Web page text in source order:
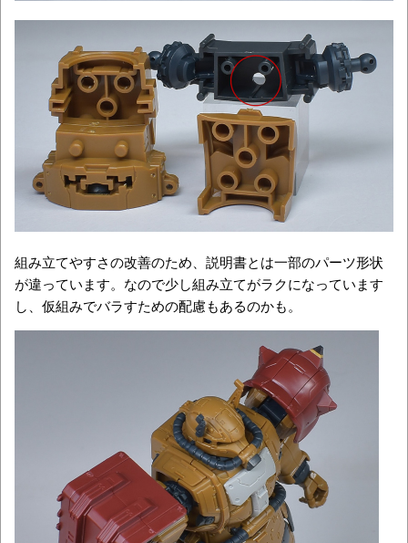
組み立てやすさの改善のため、説明書とは一部のパーツ形状
が違っています。なので少し組み立てがラクになっています
し、仮組みでバラすための配慮もあるのかも。